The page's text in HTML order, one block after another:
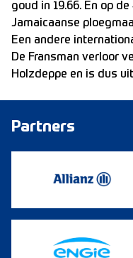
goud in 19.66. En op
Jamaicaanse
Een andere
De Fransman verloor
Holzdeppe en is dus
Partners